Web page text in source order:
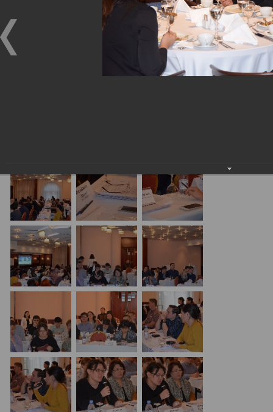
ЭЛЕКТРОННЫЕ СЧЕТА-ФАКТУРЫ. ВИРТУАЛЬНЫЙ
СКЛАД.
Семинар с КГД и разработчиками